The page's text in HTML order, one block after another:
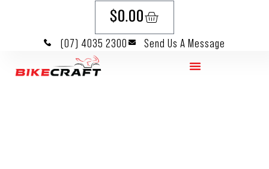
$0.00
(07) 4035 2300 Send Us A Message